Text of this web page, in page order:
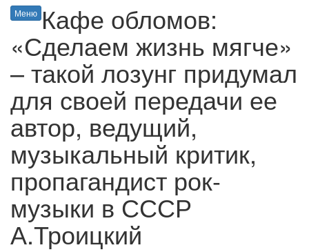
Меню Кафе обломов:
«Сделаем жизнь мягче»
– такой лозунг придумал
для своей передачи ее
автор, ведущий,
музыкальный критик,
пропагандист рок-
музыки в СССР
А.Троицкий